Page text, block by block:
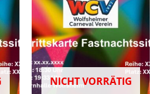
NICHT VORRÄTIG